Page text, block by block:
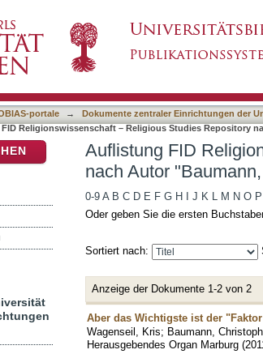
"
portale → Dokumente zentraler Einrichtungen der
Religionswissenschaft – Religious Studies Repository
Auflistung FID
nach Autor
0-9 A B C D E F G H J K L M N O P
Oder geben Sie die ersten
Sortiert nach:
Anzeige der Dokumente 1-2 von 2
Aber das Wichtigste ist der
Wagenseil, Kris; Baumann,
Herausgebendes Organ Marburg (